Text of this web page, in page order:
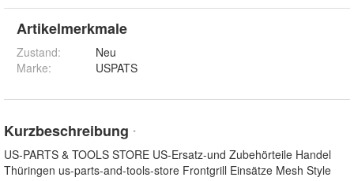
Artikelmerkmale
Zustand:
Neu
Marke:
USPATS
Kurzbeschreibung *
US-PARTS & TOOLS STORE US-Ersatz-und Zubehörteile Handel
Thüringen us-parts-and-tools-store Frontgrill Einsätze Mesh Style